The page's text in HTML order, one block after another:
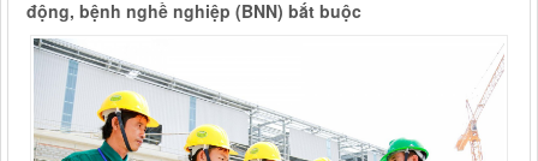
động, bệnh nghề nghiệp (BNN) bắt buộc